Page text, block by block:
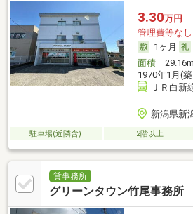
3.30万円
管理費等なし
1ヶ月
面積29.16m
1970年1月(
ＪＲ白新
新潟県新
駐車場(近隣含) 2階以上
貸事務所
グリーンタウン竹尾事務所